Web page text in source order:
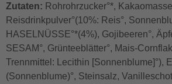
Zutaten: Rohrohrzucker°*,
Reisdrinkpulver°(10%: Reis°,
HASELNÜSSE°*(4%), Gojibeeren°,
SESAM°, Grünteeblätter°, Mais-
Trennmittel: Lecithin [Sonnenblume]°),
(Sonnenblume)°, Steinsalz,